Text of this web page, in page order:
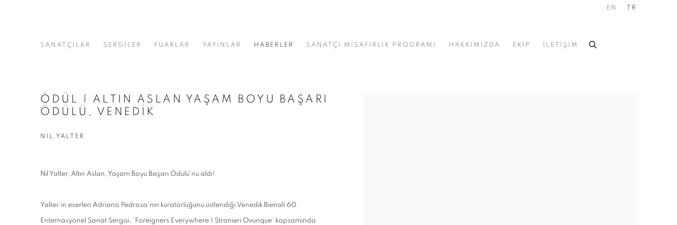
SANATÇILAR SERGİLER FUARLAR YAYINLAR HABERLER SANATÇI MİSAFİRLİK PROGRAMI HAKKIMIZDA EKİP İLETİŞİM
EN TR
ÖDÜL | ALTIN ASLAN YAŞAM BOYU BAŞARI
ÖDÜLÜ, VENEDİK
NIL YALTER
Nil Yalter, Altın Aslan, Yaşam Boyu Başarı Ödülü’nü aldı!
Yalter’in eserleri Adriano Pedrosa’nın küratörlüğünü üstlendiği Venedik Bienali 60.
Enternasyonel Sanat Sergisi, ‘Foreigners Everywhere | Stranieri Ovunque’ kapsamında